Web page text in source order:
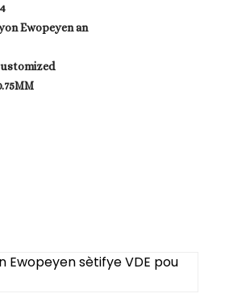
Ewopeyen an